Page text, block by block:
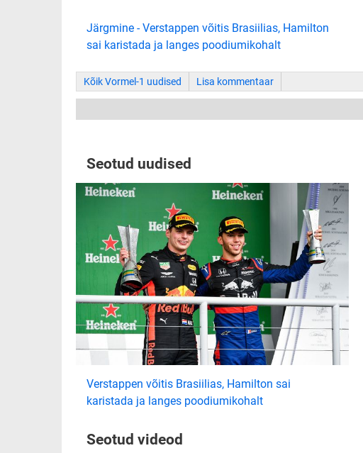
Järgmine - Verstappen võitis Brasiilias, Hamilton
sai karistada ja langes poodiumikohalt
Kõik Vormel-1 uudised Lisa kommentaar
Seotud uudised
Verstappen võitis Brasiilias, Hamilton sai
karistada ja langes poodiumikohalt
Seotud videod